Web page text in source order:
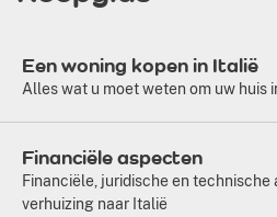
Een woning kopen in Italië
Alles wat u moet weten om uw huis
Financiële aspecten
Financiële, juridische en technische
verhuizing naar Italië